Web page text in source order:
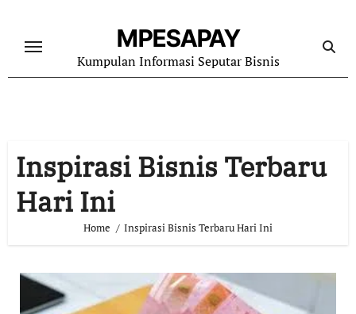
content
MPESAPAY
Kumpulan Informasi Seputar Bisnis
Inspirasi Bisnis Terbaru
Hari Ini
Home Inspirasi Bisnis Terbaru Hari Ini